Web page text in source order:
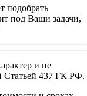
подобрать
под Ваши задачи,
и не
Статьей 437 ГК РФ.